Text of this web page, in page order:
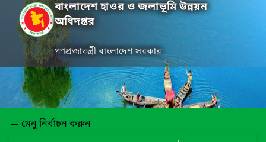
বাংলাদেশ হাওর ও জলাভূমি উন্নয়ন
অধিদপ্তর
গণপ্রজাতন্ত্রী বাংলাদেশ সরকার
মেনু নির্বাচন করুন